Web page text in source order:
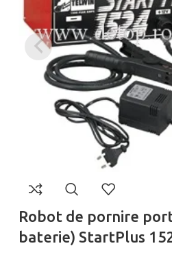
Robot de pornire
baterie) StartPlus